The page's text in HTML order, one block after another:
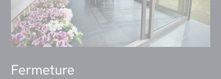
Fermeture